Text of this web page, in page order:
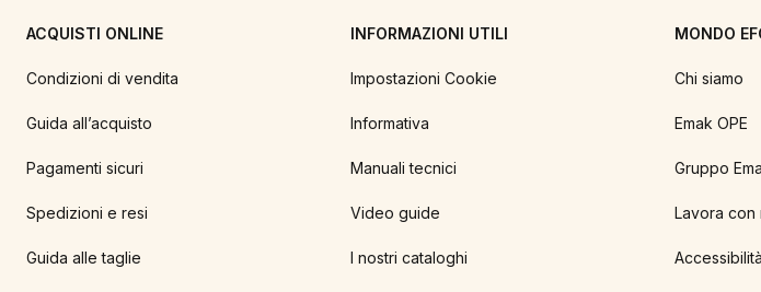
ACQUISTI ONLINE
Condizioni di vendita
Guida all’acquisto
Pagamenti sicuri
Spedizioni e resi
Guida alle taglie
INFORMAZIONI UTILI
Impostazioni Cookie
Informativa
Manuali tecnici
Video guide
I nostri cataloghi
MONDO
Chi siamo
Emak OPE
Gruppo
Lavora con
Accessibilità